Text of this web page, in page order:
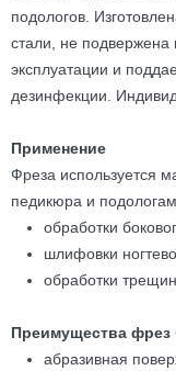
подологов.
стали, не подвержена
эксплуатации и
дезинфекции.
Применение
Фреза используется
педикюра и
обработки
шлифовки
обработки трещин.
Преимущества фрез
абразивная